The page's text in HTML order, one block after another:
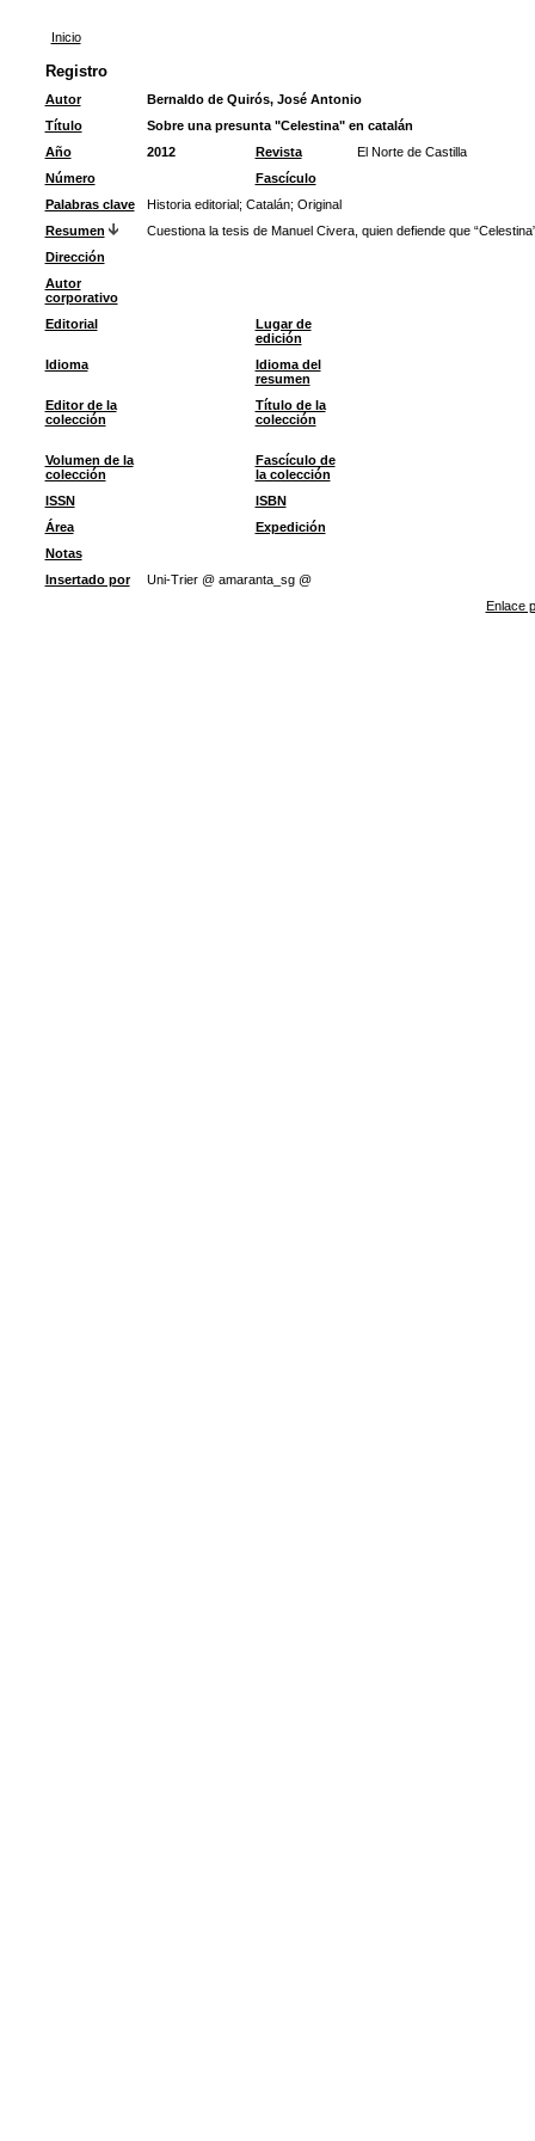
Inicio
Registro
Autor
Bernaldo de Quirós, José Antonio
Título
Sobre una presunta "Celestina" en catalán
Año
2012 Revista
El Norte de Castilla
Número
Fascículo
Palabras clave
Historia editorial; Catalán; Original
Resumen
Cuestiona la tesis de Manuel Civera, quien defiende que
Dirección
Autor
corporativo
Editorial
Lugar de
edición
Idioma
Idioma del
resumen
Editor de la
colección
Título de la
colección
Volumen de la
colección
Fascículo de
la colección
ISSN
ISBN
Área
Expedición
Notas
Insertado por
Uni-Trier @ amaranta_sg @
Enlace